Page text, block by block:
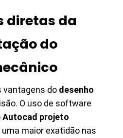
diretas da
do
vantagens do desenho
O uso de software
Autocad projeto
uma maior exatidão nas